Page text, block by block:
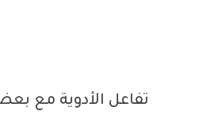
تفاعل الأدوية مع